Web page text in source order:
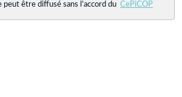
être diffusé sans l’accord du CePiCOP